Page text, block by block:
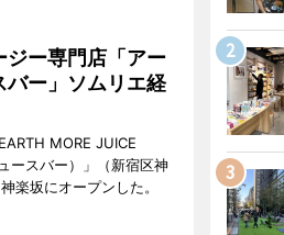
ジー専門店「アー
バー」ソムリエ経
MORE JUICE
ースバー）」（新宿区神
楽坂にオープンした。